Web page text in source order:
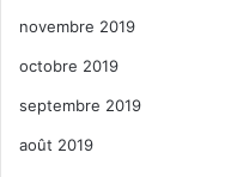
novembre 2019
octobre 2019
septembre 2019
août 2019